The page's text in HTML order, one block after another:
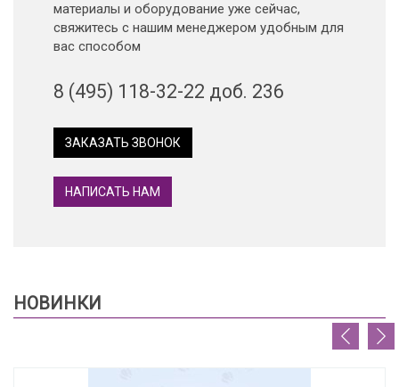
материалы и оборудование уже сейчас,
свяжитесь с нашим менеджером удобным для
вас способом
8 (495) 118-32-22 доб. 236
ЗАКАЗАТЬ ЗВОНОК
НАПИСАТЬ НАМ
НОВИНКИ